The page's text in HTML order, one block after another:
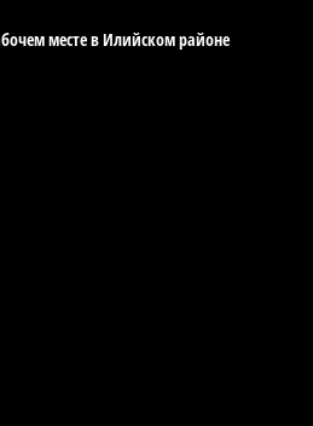
превратить
назначили нового
суда
второй день не могут
ущелье
месте в Илийском районе